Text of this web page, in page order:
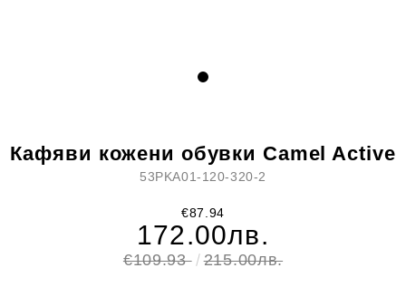
Кафяви кожени обувки Camel Active
53PKA01-120-320-2
€87.94
172.00лв.
€109.93 215.00лв.